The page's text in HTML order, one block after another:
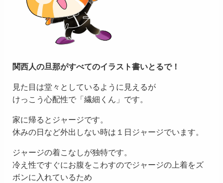
関西人の旦那がすべてのイラスト書いとるで！
見た目は堂々としているように見えるが
けっこう心配性で「繊細くん」です。
家に帰るとジャージです。
休みの日など外出しない時は１日ジャージでいます。
ジャージの着こなしが独特です。
冷え性ですぐにお腹をこわすのでジャージの上着をズ
ボンに入れているため